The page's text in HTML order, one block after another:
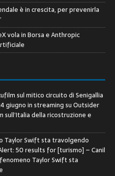
è in crescita, per prevenirla
vola in Borsa e Anthropic
sul mitico circuito di Senigallia
giugno in streaming su Outsider
sull’Italia della ricostruzione e
Taylor Swift sta travolgendo
50 results for [turismo] – Canil
Taylor Swift sta